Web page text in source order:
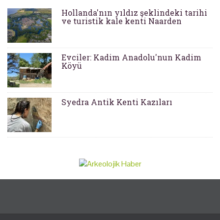
Hollanda'nın yıldız şeklindeki tarihi
ve turistik kale kenti Naarden
Evciler: Kadim Anadolu'nun Kadim
Köyü
Syedra Antik Kenti Kazıları